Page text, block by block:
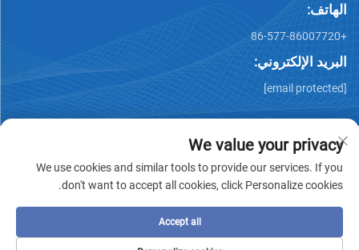
الهاتف:
+86-577-86007720
البريد الإلكتروني:
[email protected]
سياسة الخصوصية- المدونة
We value your privacy
We use cookies and similar tools to provide our services. If you
don't want to accept all cookies, click Personalize cookies.
Accept all